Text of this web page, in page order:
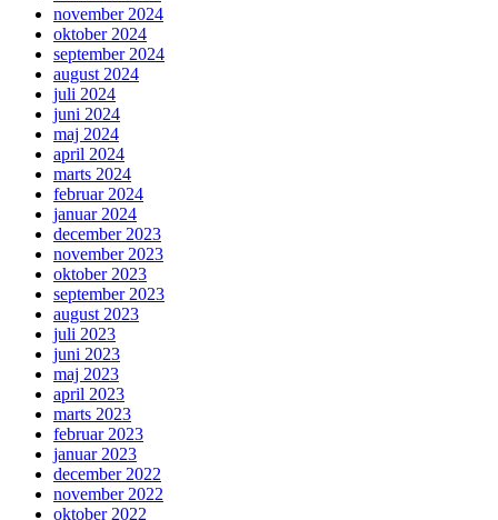
november 2024
oktober 2024
september 2024
august 2024
juli 2024
juni 2024
maj 2024
april 2024
marts 2024
februar 2024
januar 2024
december 2023
november 2023
oktober 2023
september 2023
august 2023
juli 2023
juni 2023
maj 2023
april 2023
marts 2023
februar 2023
januar 2023
december 2022
november 2022
oktober 2022